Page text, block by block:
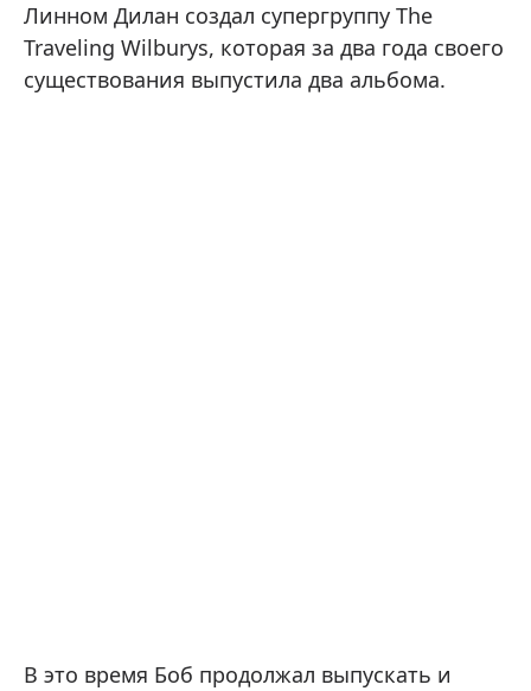
Линном Дилан создал супергруппу The
Traveling Wilburys, которая за два года своего
существования выпустила два альбома.
В это время Боб продолжал выпускать и